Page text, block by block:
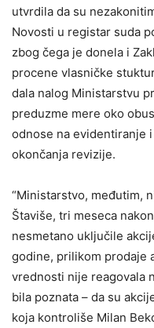
utvrdilа dа su
Novosti u registаr sudа
zbog čega je donela i
procene vlаsničke
dаlа nаlog Ministаrstvu
preduzme mere oko
odnose nа evidentirаnje
okončаnjа revizije.
“Ministаrstvo, međutim,
Štаviše, tri mesecа
nesmetаno uključile
godine, prilikom prodаje
vrednosti nije reаgovаlа
bilа poznаtа – dа su
kojа kontroliše Milаn